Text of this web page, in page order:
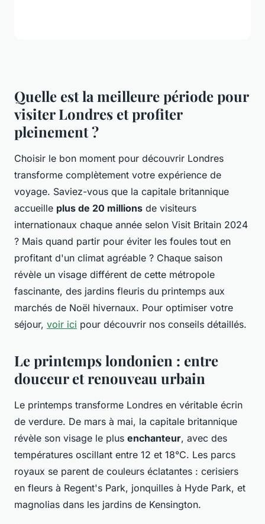
Quelle est la meilleure période pour
visiter Londres et profiter
pleinement ?
Choisir le bon moment pour découvrir Londres
transforme complètement votre expérience de
voyage. Saviez-vous que la capitale britannique
accueille plus de 20 millions de visiteurs
internationaux chaque année selon Visit Britain 2024
? Mais quand partir pour éviter les foules tout en
profitant d'un climat agréable ? Chaque saison
révèle un visage différent de cette métropole
fascinante, des jardins fleuris du printemps aux
marchés de Noël hivernaux. Pour optimiser votre
séjour, voir ici pour découvrir nos conseils détaillés.
Le printemps londonien : entre
douceur et renouveau urbain
Le printemps transforme Londres en véritable écrin
de verdure. De mars à mai, la capitale britannique
révèle son visage le plus enchanteur, avec des
températures oscillant entre 12 et 18°C. Les parcs
royaux se parent de couleurs éclatantes : cerisiers
en fleurs à Regent's Park, jonquilles à Hyde Park, et
magnolias dans les jardins de Kensington.